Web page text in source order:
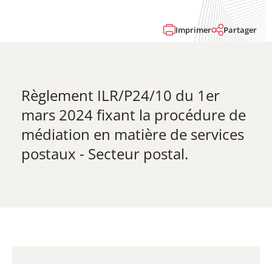
Imprimer Partager
​Règlement ILR/P24/10 du 1er
mars 2024 fixant la procédure de
médiation en matière de services
postaux - Secteur postal.